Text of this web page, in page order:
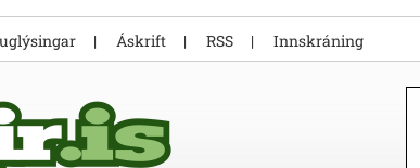
Áskrift RSS Innskráning